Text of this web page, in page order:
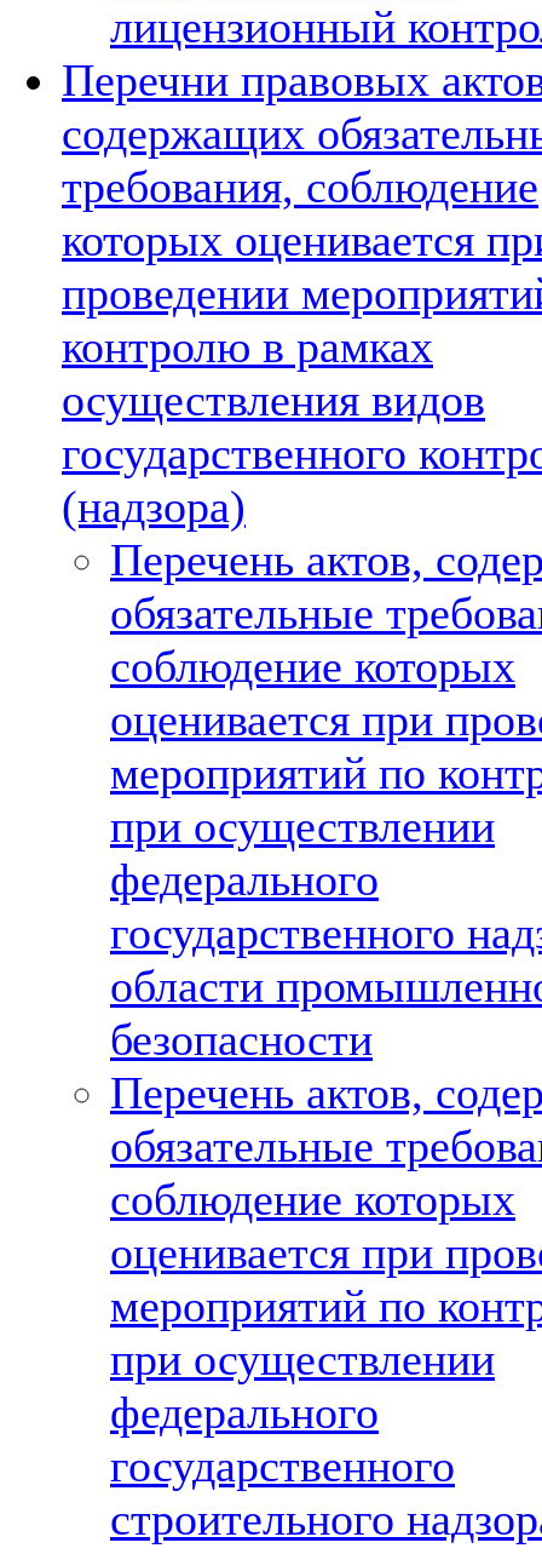
лицензионный
Перечни правовых
содержащих
требования, соблюдение
которых оценивается
проведении
контролю в рамках
осуществления видов
государственного
(надзора)
Перечень актов,
обязательные
соблюдение которых
оценивается при
мероприятий по
при осуществлении
федерального
государственного
области
безопасности
Перечень актов,
обязательные
соблюдение которых
оценивается при
мероприятий по
при осуществлении
федерального
государственного
строительного